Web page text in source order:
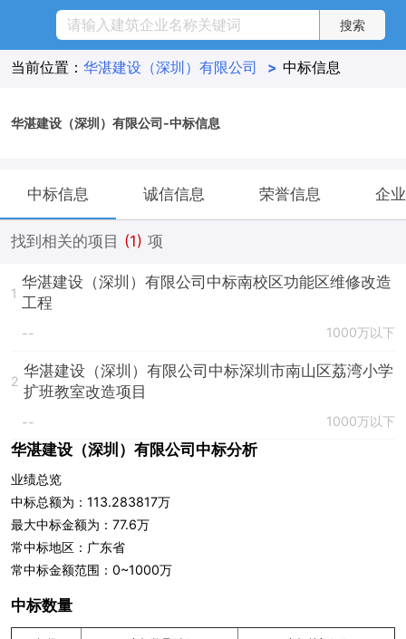
当前位置： 华湛建设（深圳）有限公司 > 中标信息
华湛建设（深圳）有限公司-中标信息
中标信息 诚信信息 荣誉信息 企
找到相关的项目 (1) 项
1
华湛建设（深圳）有限公司中标南校区功能区维修改造
工程
-- 1000万以下
2
华湛建设（深圳）有限公司中标深圳市南山区荔湾小学
扩班教室改造项目
-- 1000万以下
华湛建设（深圳）有限公司中标分析
业绩总览
中标总额为：113.283817万
最大中标金额为：77.6万
常中标地区：广东省
常中标金额范围：0~1000万
中标数量